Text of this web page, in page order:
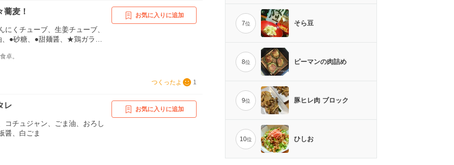
蕎麦！
にくチューブ、生姜チューブ、
、●砂糖、●甜麺醤、★鶏ガラス
調整豆乳（なければ牛乳）、
卓。
お気に入りに追加
つくったよ 1
レ
コチュジャン、ごま油、おろし
醤、白ごま
お気に入りに追加
7位 そら豆
8位 ピーマンの肉詰め
9位 豚ヒレ肉 ブロック
10位 ひしお